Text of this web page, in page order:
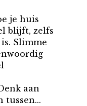
je huis
blijft, zelfs
Slimme
aan
tussen...